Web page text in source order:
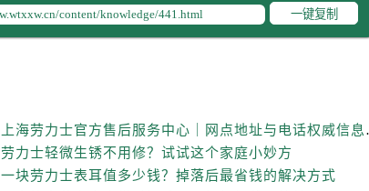
一键复制
上海劳力士
劳力士轻微生锈不用修？试试这个家庭小妙方
一块劳力士表耳值多少钱？掉落后最省钱的解决方式